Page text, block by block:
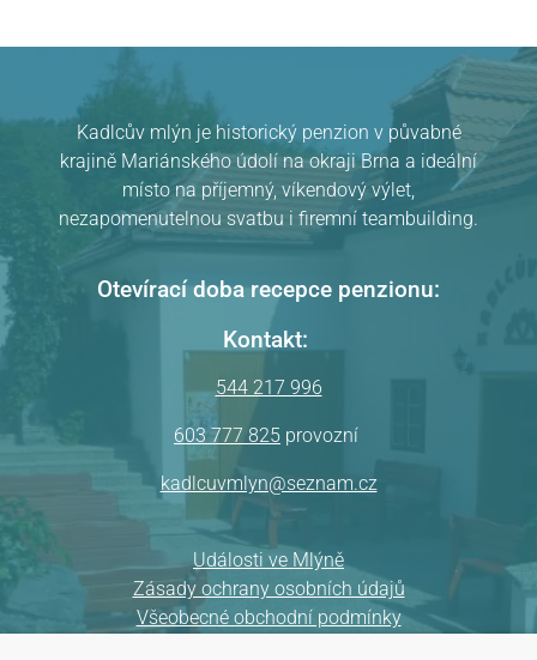
Kadlcův mlýn je historický penzion v půvabné
krajině Mariánského údolí na okraji Brna a ideální
místo na příjemný, víkendový výlet,
nezapomenutelnou svatbu i firemní teambuilding.
Otevírací doba recepce penzionu:
Kontakt:
544 217 996
603 777 825 provozní
kadlcuvmlyn@seznam.cz
Události ve Mlýně
Zásady ochrany osobních údajů
Všeobecné obchodní podmínky